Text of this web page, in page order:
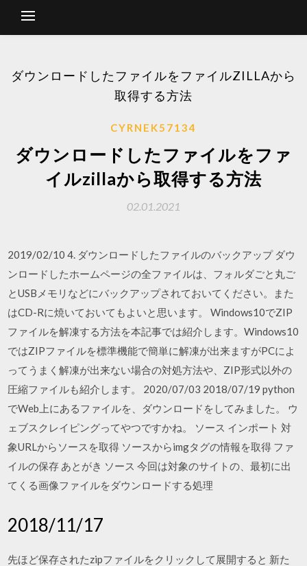
ダウンロードしたファイルをファイルZILLAから
取得する方法
CYRNEK57134
ダウンロードしたファイルをファ
イルzillaから取得する方法
02.01.2021
2019/02/10 4. ダウンロードしたファイルのバックアップ ダウ
ンロードしたホームページの全ファイルは、フォルダごと丸ご
とUSBメモリなどにバックアップされておいてください。また
はCD-Rに焼いておいてもよいと思います。 Windows10でZIP
ファイルを解凍する方法を本記事では紹介します。Windows10
ではZIPファイルを標準機能で簡単に解凍が出来ますがPCによ
ってうまく解凍が出来ない場合の対処方法や、ZIP形式以外の
圧縮ファイルも紹介します。 2020/07/03 2018/07/19 python
でWeb上にあるファイルを、ダウンロードをしてみました。 ウ
ェブスクレイピングってやつですかね。 ソース インポート 対
象URLからソースを取得 ソースからimgタグの情報を取得 ファ
イルの保存 あとがき ソース 今回は対象のサイトの、最初に出
てくる画像ファイルをダウンロードする処理
2018/11/17
先ほど保存されたzipファイルをクリックして展開すると 新た